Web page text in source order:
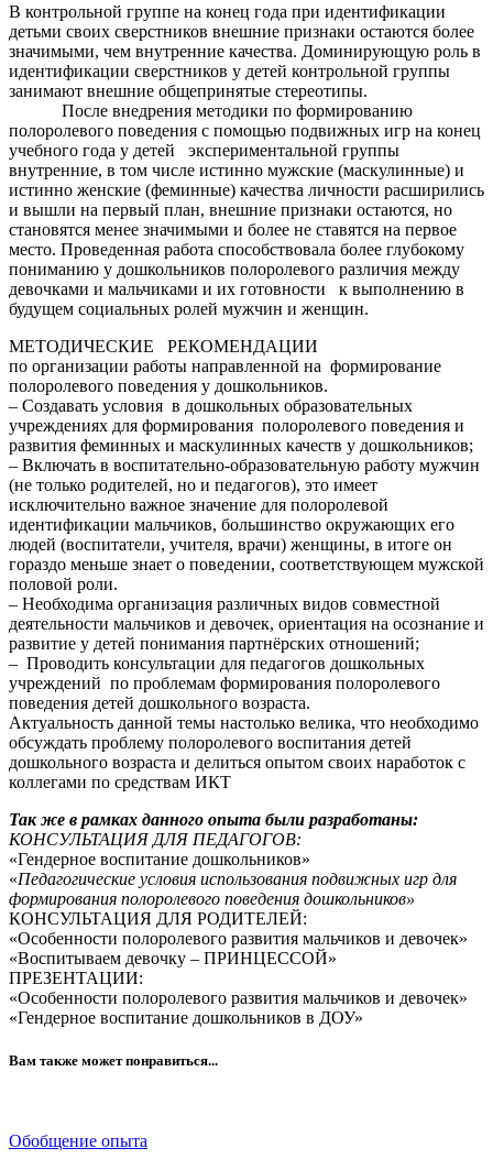
В контрольной группе на конец года при идентификации
детьми своих сверстников внешние признаки остаются более
значимыми, чем внутренние качества. Доминирующую роль в
идентификации сверстников у детей контрольной группы
занимают внешние общепринятые стереотипы.
После внедрения методики по формированию
полоролевого поведения с помощью подвижных игр на конец
учебного года у детей экспериментальной группы
внутренние, в том числе истинно мужские (маскулинные) и
истинно женские (феминные) качества личности расширились
и вышли на первый план, внешние признаки остаются, но
становятся менее значимыми и более не ставятся на первое
место. Проведенная работа способствовала более глубокому
пониманию у дошкольников полоролевого различия между
девочками и мальчиками и их готовности к выполнению в
будущем социальных ролей мужчин и женщин.
МЕТОДИЧЕСКИЕ РЕКОМЕНДАЦИИ
по организации работы направленной на формирование
полоролевого поведения у дошкольников.
– Создавать условия в дошкольных образовательных
учреждениях для формирования полоролевого поведения и
развития феминных и маскулинных качеств у дошкольников;
– Включать в воспитательно-образовательную работу мужчин
(не только родителей, но и педагогов), это имеет
исключительно важное значение для полоролевой
идентификации мальчиков, большинство окружающих его
людей (воспитатели, учителя, врачи) женщины, в итоге он
гораздо меньше знает о поведении, соответствующем мужской
половой роли.
– Необходима организация различных видов совместной
деятельности мальчиков и девочек, ориентация на осознание и
развитие у детей понимания партнёрских отношений;
– Проводить консультации для педагогов дошкольных
учреждений по проблемам формирования полоролевого
поведения детей дошкольного возраста.
Актуальность данной темы настолько велика, что необходимо
обсуждать проблему полоролевого воспитания детей
дошкольного возраста и делиться опытом своих наработок с
коллегами по средствам ИКТ
Так же в рамках данного опыта были разработаны:
КОНСУЛЬТАЦИЯ ДЛЯ ПЕДАГОГОВ:
«Гендерное воспитание дошкольников»
«Педагогические условия использования подвижных игр для
формирования полоролевого поведения дошкольников»
КОНСУЛЬТАЦИЯ ДЛЯ РОДИТЕЛЕЙ:
«Особенности полоролевого развития мальчиков и девочек»
«Воспитываем девочку – ПРИНЦЕССОЙ»
ПРЕЗЕНТАЦИИ:
«Особенности полоролевого развития мальчиков и девочек»
«Гендерное воспитание дошкольников в ДОУ»
Вам также может понравиться...
Обобщение опыта